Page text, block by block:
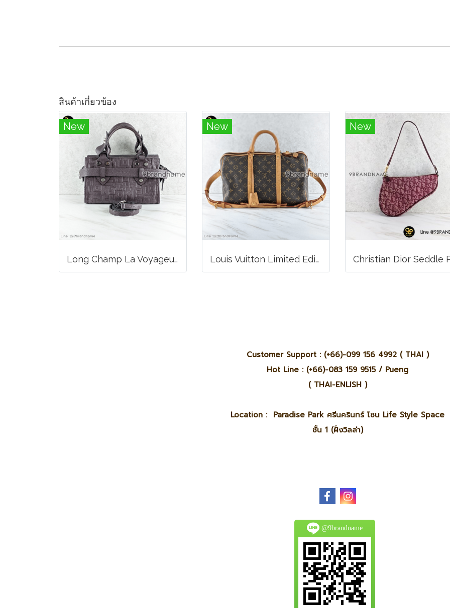
สินค้าเกี่ยวข้อง
New
Long Champ La Voyageuse Bag Leather
New
Louis Vuitton Limited Edition Monogram Canvas Sofia Coppola SC Bag
New
Customer Support : (+66)-099 156 4992 ( THAI )
Hot Line : (+66)-083 159 9515 / Pueng
( THAI-ENLISH )
Location : Paradise Park ศรีนครินทร์ โซน Life Style Space
ชั้น 1 (ฝั่งวิลล่า)
@9brandname